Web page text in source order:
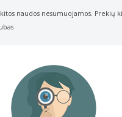
naudos nesumuojamos. Prekių